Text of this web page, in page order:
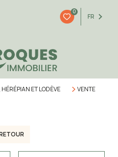
0
FR
ET LODÈVE
VENTE